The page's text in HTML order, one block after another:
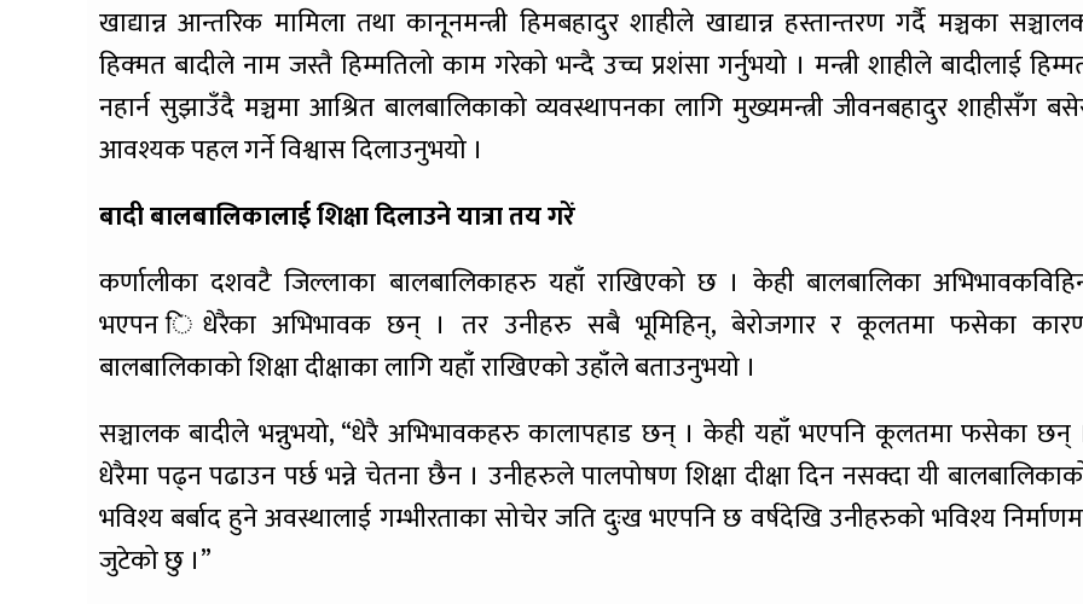
खाद्यान्न आन्तरिक मामिला तथा कानूनमन्त्री हिमबहादुर शाहीले खाद्यान्न हस्तान्तरण गर्दै मञ्चका
हिक्मत बादीले नाम जस्तै हिम्मतिलो काम गरेको भन्दै उच्च प्रशंसा गर्नुभयो । मन्त्री शाहीले बादीलाई
नहार्न सुझाउँदै मञ्चमा आश्रित बालबालिकाको व्यवस्थापनका लागि मुख्यमन्त्री जीवनबहादुर शाहीसँग
आवश्यक पहल गर्ने विश्वास दिलाउनुभयो ।
बादी बालबालिकालाई शिक्षा दिलाउने यात्रा तय गरें
कर्णालीका दशवटै जिल्लाका बालबालिकाहरु यहाँ राखिएको छ । केही बालबालिका
भएपन िधेरैका अभिभावक छन् । तर उनीहरु सबै भूमिहिन्, बेरोजगार र कूलतमा फसेका
बालबालिकाको शिक्षा दीक्षाका लागि यहाँ राखिएको उहाँले बताउनुभयो ।
सञ्चालक बादीले भन्नुभयो, “धेरै अभिभावकहरु कालापहाड छन् । केही यहाँ भएपनि कूलतमा फसेका छन्
धेरैमा पढ्न पढाउन पर्छ भन्ने चेतना छैन । उनीहरुले पालपोषण शिक्षा दीक्षा दिन नसक्दा यी
भविश्य बर्बाद हुने अवस्थालाई गम्भीरताका सोचेर जति दुःख भएपनि छ वर्षदेखि उनीहरुको भविश्य
जुटेको छु ।”